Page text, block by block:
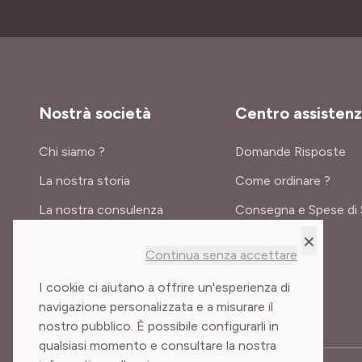
×
Continua senza accettare
I cookie ci aiutano a offrire un'esperienza di
navigazione personalizzata e a misurare il
nostro pubblico. È possibile configurarli in
qualsiasi momento e consultare la nostra
Nostrà società
Chi siamo ?
La nostra storia
La nostra consulenza
Centro
Domande Risposte
Come ordinare ?
Consegna e Spese di